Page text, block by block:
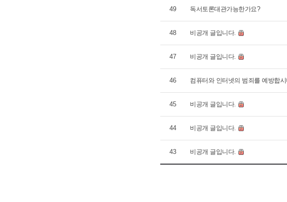
49 독서토론대관가능한가요?
48 비공개 글입니다.
47 비공개 글입니다.
46 컴퓨터와 인터넷의 범죄를 예방합
45 비공개 글입니다.
44 비공개 글입니다.
43 비공개 글입니다.